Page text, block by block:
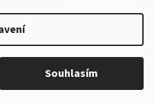
Souhlasím
práva vyhrazena.Upravit